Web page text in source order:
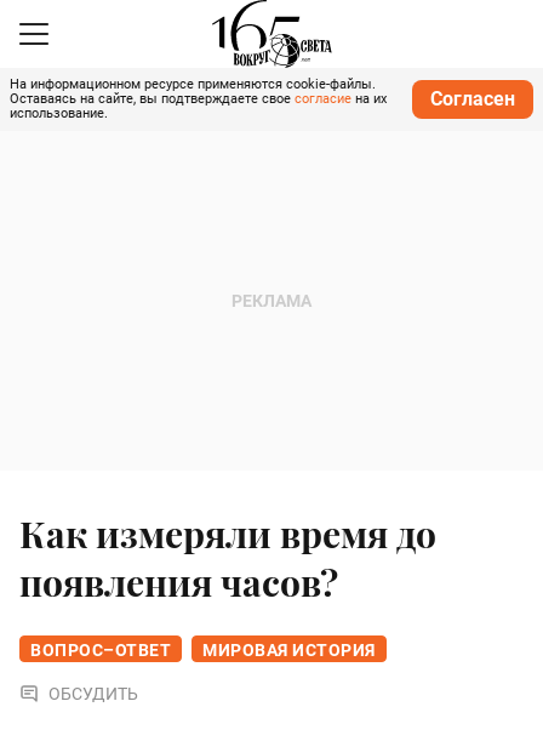
На информационном ресурсе применяются cookie-файлы.
Оставаясь на сайте, вы подтверждаете свое согласие на их
использование.
Согласен
Как измеряли время до
появления часов?
ВОПРОС–ОТВЕТ МИРОВАЯ ИСТОРИЯ
ОБСУДИТЬ